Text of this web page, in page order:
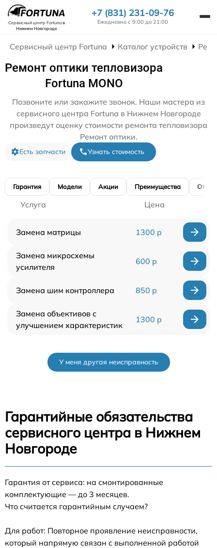
Сервисный центр Fortunaв
Нижнем Новгороде
+7 (831) 231-09-76
Ежедневно с 9:00 до 21:00
Сервисный центр Fortuna Каталог устройств
Ремонт оптики тепловизора
Fortuna MONO
Позвоните или закажите звонок. Наши мастера из
сервисного центра Fortuna в Нижнем Новгороде
произведут оценку стоимости ремонта тепловизора
Ремонт оптики.
Есть запчасти Узнать стоимость
Гарантия Модели Акции Преимущества
Услуга Цена
Замена матрицы 1300 р
Замена микросхемы
усилителя
600 р
Замена шим контроллера 850 р
Замена объективов с
улучшением характеристик
1300 р
У меня другая неисправность
Гарантийные обязательства
сервисного центра в Нижнем
Новгороде
Гарантия от сервиса: на смонтированные
комплектующие — до 3 месяцев.
Что считается гарантийным случаем?
Для работ: Повторное проявление неисправности,
который напрямую связан с выполненной работой